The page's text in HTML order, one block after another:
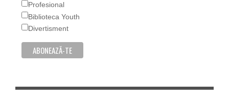
Profesional
Biblioteca Youth
Divertisment